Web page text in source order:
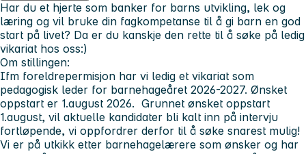
Har du et hjerte som banker for barns utvikling, lek og
læring og vil bruke din fagkompetanse til å gi barn en god
start på livet? Da er du kanskje den rette til å søke på ledig
vikariat hos oss:)
Om stillingen:
Ifm foreldrepermisjon har vi ledig et vikariat som
pedagogisk leder for barnehageåret 2026-2027. Ønsket
oppstart er 1.august 2026. Grunnet ønsket oppstart
1.august, vil aktuelle kandidater bli kalt inn på intervju
fortløpende, vi oppfordrer derfor til å søke snarest mulig!
Vi er på utkikk etter barnehagelærere som ønsker og har